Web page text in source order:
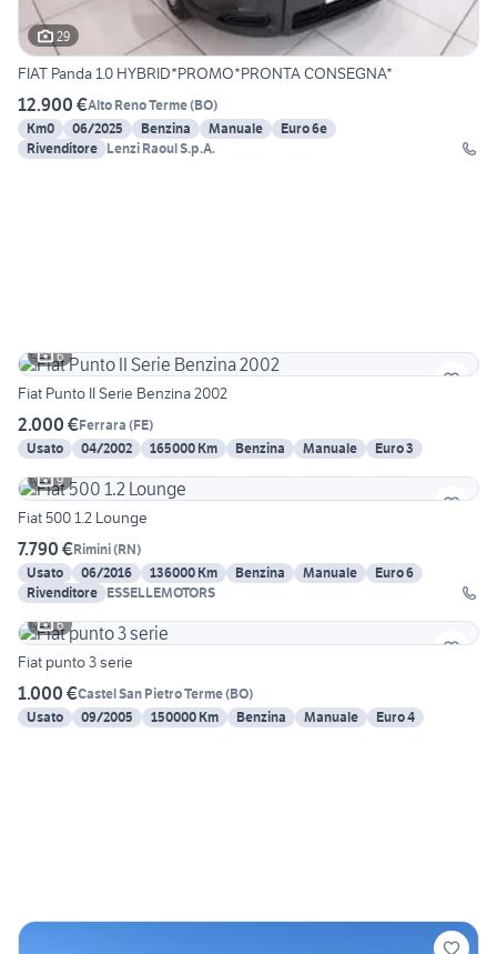
29
FIAT Panda 1.0 HYBRID*PROMO*PRONTA CONSEGNA*
12.900 €Alto Reno Terme(BO)
Km0
06/2025 Benzina Manuale
Euro 6e
Rivenditore Lenzi Raoul S.p.A.
6
Fiat Punto II Serie Benzina 2002
2.000 €Ferrara (FE)
Usato
04/2002 165000 Km Benzina Manuale
Euro 3
9
Fiat 500 1.2 Lounge
7.790 €Rimini(RN)
Usato
06/2016 136000 Km Benzina Manuale
Euro 6
Rivenditore ESSELLEMOTORS
6
Fiat punto 3 serie
1.000 €Castel San Pietro Terme(BO)
Usato
09/2005 150000 Km Benzina Manuale Euro 4